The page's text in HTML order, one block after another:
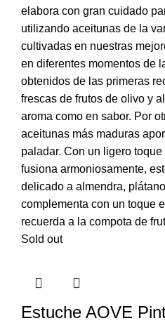
elabora con gran cuidado
utilizando aceitunas de la
cultivadas en nuestras
en diferentes momentos de
obtenidos de las primeras
frescas de frutos de olivo y
aroma como en sabor. Por
aceitunas más maduras
paladar. Con un ligero
fusiona armoniosamente,
delicado a almendra,
complementa con un toque
recuerda a la compota de
Sold out
Estuche AOVE